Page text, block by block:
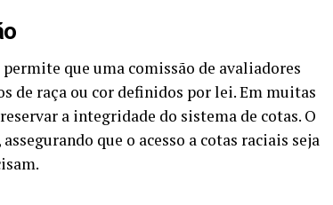
que uma comissão de avaliadores
de raça ou cor definidos por lei. Em muitas
a integridade do sistema de cotas. O
que o acesso a cotas raciais seja